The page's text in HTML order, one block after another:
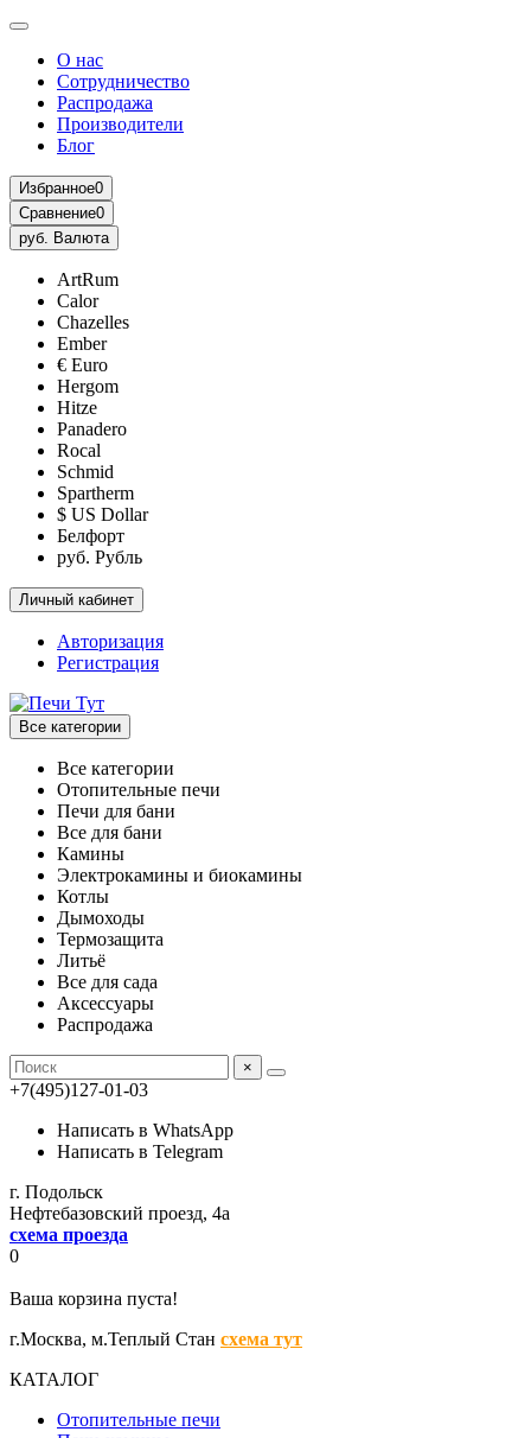
О нас
Сотрудничество
Распродажа
Производители
Блог
Избранное0
Сравнение0
руб. Валюта
ArtRum
Calor
Chazelles
Ember
€ Euro
Hergom
Hitze
Panadero
Rocal
Schmid
Spartherm
$ US Dollar
Белфорт
руб. Рубль
Личный кабинет
Авторизация
Регистрация
Все категории
Все категории
Отопительные печи
Печи для бани
Все для бани
Камины
Электрокамины и биокамины
Котлы
Дымоходы
Термозащита
Литьё
Все для сада
Аксессуары
Распродажа
×
+7(495)127-01-03
Написать в WhatsApp
Написать в Telegram
г. Подольск
Нефтебазовский проезд, 4а
схема проезда
0
Ваша корзина пуста!
г.Москва, м.Теплый Стан схема тут
КАТАЛОГ
Отопительные печи